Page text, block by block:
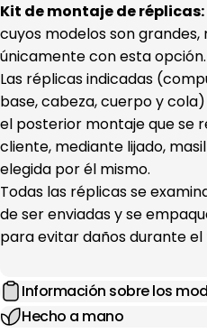
Kit de montaje de réplicas:
cuyos modelos son
únicamente con esta opción.
Las réplicas indicadas
base, cabeza, cuerpo y
el posterior montaje que se
cliente, mediante lijado,
elegida por él mismo.
Todas las réplicas se
de ser enviadas y se
para evitar daños durante
Información sobre los
Hecho a mano